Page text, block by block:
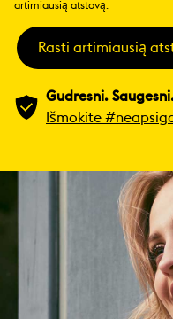
artimiausią atstovą.
Rasti artimiausią
Gudresni.
Išmokite